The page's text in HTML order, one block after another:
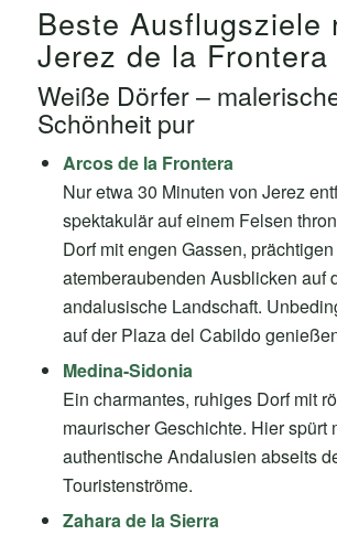
Beste Ausflugsziele
Jerez de la Frontera
Weiße Dörfer –
Schönheit pur
Arcos de la Frontera
Nur etwa 30 Minuten von Jerez
spektakulär auf einem Felsen
Dorf mit engen Gassen,
atemberaubenden Ausblicken auf
andalusische Landschaft.
auf der Plaza del Cabildo
Medina-Sidonia
Ein charmantes, ruhiges Dorf mit
maurischer Geschichte. Hier spürt
authentische Andalusien abseits
Touristenströme.
Zahara de la Sierra